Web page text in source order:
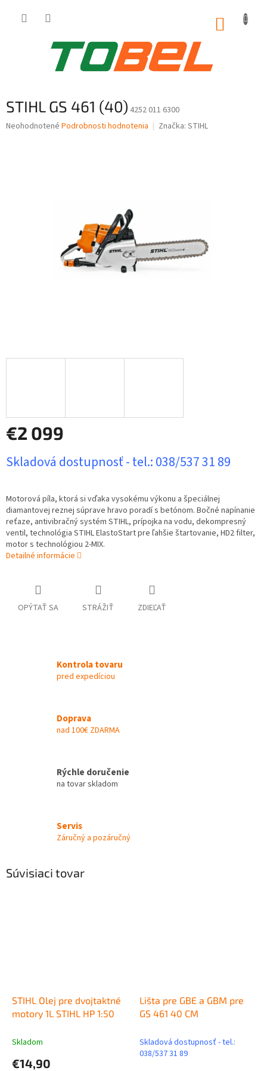
STIHL GS 461 (40) 4252 011 6300
Priemerné
Neohodnotené Podrobnosti hodnotenia Značka: STIHL
€2 099
cena:
Skladová dostupnosť - tel.: 038/537 31 89
Motorová píla, ktorá si vďaka vysokému výkonu a špeciálnej
diamantovej reznej súprave hravo poradí s betónom. Bočné napínanie
reťaze, antivibračný systém STIHL, prípojka na vodu, dekompresný
ventil, technológia STIHL ElastoStart pre ľahšie štartovanie, HD2 filter,
motor s technológiou 2-MIX.
Detailné informácie
OPÝTAŤ SA STRÁŽIŤ ZDIEĽAŤ
Kontrola tovaru
pred expedíciou
Doprava
nad 100€ ZDARMA
Rýchle doručenie
na tovar skladom
Servis
Záručný a pozáručný
Súvisiaci tovar
STIHL Olej pre dvojtaktné
motory 1L STIHL HP 1:50
Skladom
€14,90
Lišta pre GBE a GBM pre
GS 461 40 CM
Skladová dostupnosť - tel.:
038/537 31 89